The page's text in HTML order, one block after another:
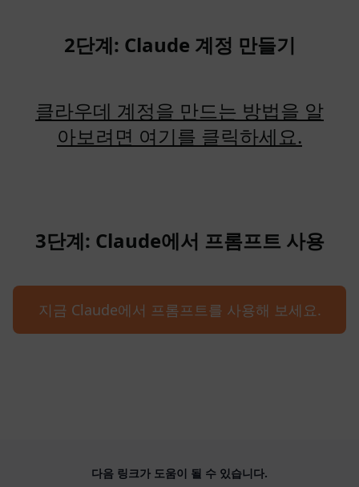
2단계: Claude 계정 만들기
클라우데 계정을 만드는 방법을 알
아보려면 여기를 클릭하세요.
3단계: Claude에서 프롬프트 사용
지금 Claude에서 프롬프트를 사용해 보세요.
다음 링크가 도움이 될 수 있습니다.